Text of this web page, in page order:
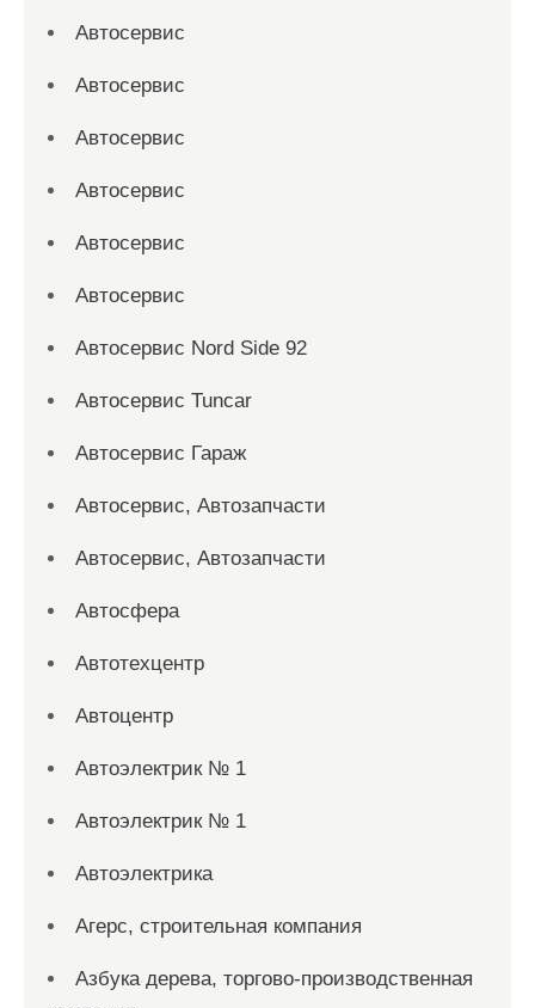
Автосервис
Автосервис
Автосервис
Автосервис
Автосервис
Автосервис
Автосервис Nord Side 92
Автосервис Tuncar
Автосервис Гараж
Автосервис, Автозапчасти
Автосервис, Автозапчасти
Автосфера
Автотехцентр
Автоцентр
Автоэлектрик № 1
Автоэлектрик № 1
Автоэлектрика
Агерс, строительная компания
Азбука дерева, торгово-производственная